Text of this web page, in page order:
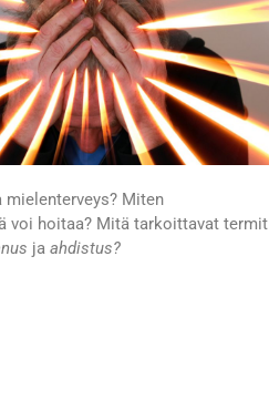
Miten
voi hoitaa? Mitä tarkoittavat termit
jaahdistus?